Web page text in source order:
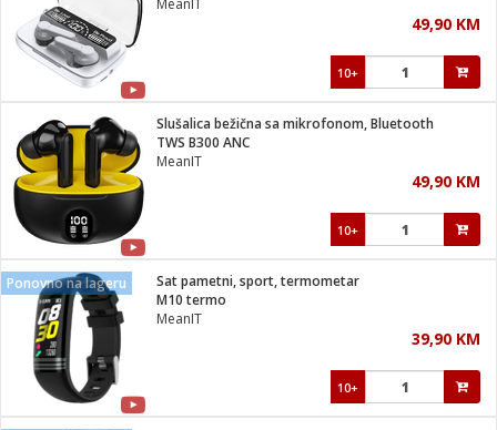
MeanIT
49,90 KM
10+
Slušalica bežična sa mikrofonom, Bluetooth
TWS B300 ANC
MeanIT
49,90 KM
10+
Ponovno na lageru
Sat pametni, sport, termometar
M10 termo
MeanIT
39,90 KM
10+